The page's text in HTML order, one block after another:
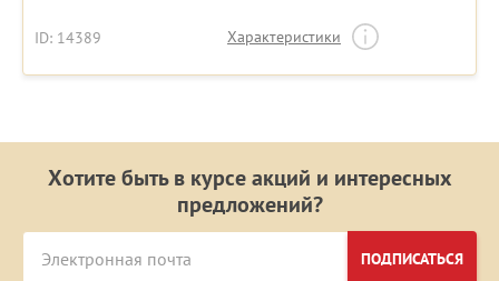
ID: 14389 Характеристики
Хотите быть в курсе акций и интересных
предложений?
ПОДПИСАТЬСЯ